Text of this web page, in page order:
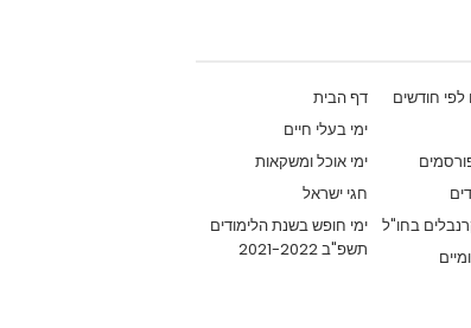
דף הבית
לפי חודשים
ימי בעלי חיים
ימי אוכל ומשקאות
חגי ישראל
ימי חופש בשנת הלימודים
תשפ"ב 2021-2022
בחו"ל